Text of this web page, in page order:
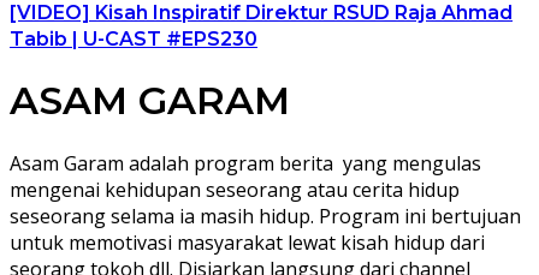
[VIDEO] Kisah Inspiratif Direktur RSUD Raja Ahmad
Tabib | U-CAST #EPS230
ASAM GARAM
Asam Garam adalah program berita yang mengulas
mengenai kehidupan seseorang atau cerita hidup
seseorang selama ia masih hidup. Program ini bertujuan
untuk memotivasi masyarakat lewat kisah hidup dari
seorang tokoh dll. Disiarkan langsung dari channel